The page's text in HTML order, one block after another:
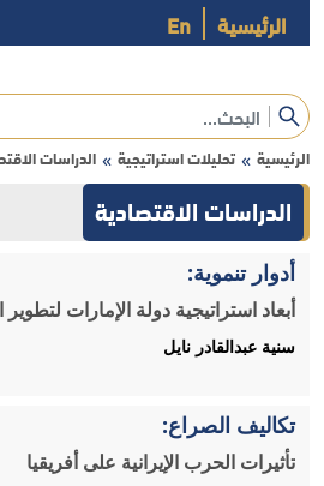
الرئيسية En
الرئيسية » تحليلات استراتيجية » الدراسات
الدراسات الاقتصادية
أدوار تنموية:
أبعاد استراتيجية دولة الإمارات
سنية عبدالقادر نايل
تكاليف الصراع:
تأثيرات الحرب الإيرانية على أفريقيا